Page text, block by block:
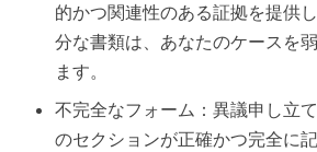
的かつ関連性のある証拠を提供
分な書類は、あなたのケースを
ます。
不完全なフォーム：異議申し立
のセクションが正確かつ完全に